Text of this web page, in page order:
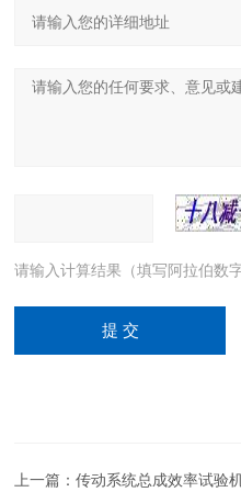
请输入计算结果（填写阿拉伯数
上一篇：传动系统总成效率试验